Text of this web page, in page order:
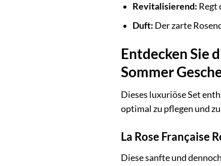
Revitalisierend: Regt
Duft: Der zarte
Entdecken Sie
Sommer
Dieses luxuriöse Set
optimal zu pflegen und
La Rose Française
Diese sanfte und